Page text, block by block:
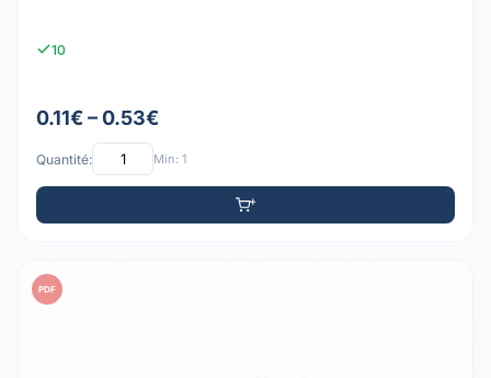
10
0.11€ – 0.53€
Quantité: Min: 1
PDF